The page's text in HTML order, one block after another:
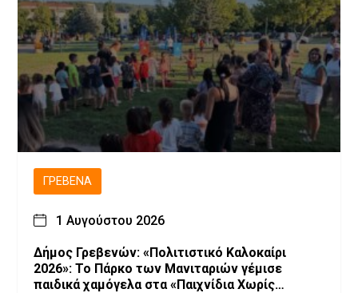
ΓΡΕΒΕΝΆ
1 Αυγούστου 2026
Δήμος Γρεβενών: «Πολιτιστικό Καλοκαίρι
2026»: Το Πάρκο των Μανιταριών γέμισε
παιδικά χαμόγελα στα «Παιχνίδια Χωρίς